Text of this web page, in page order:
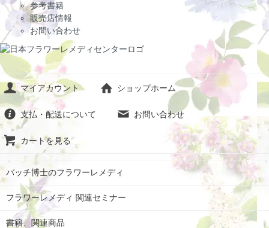
参考書籍
販売店情報
お問い合わせ
マイアカウント ショップホーム
支払・配送について お問い合わせ
カートを見る
バッチ博士のフラワーレメディ
フラワーレメディ 関連セミナー
書籍、関連商品